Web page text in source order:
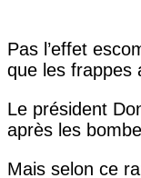
Pas l’effet
que les frappes
Le président
après les
Mais selon ce